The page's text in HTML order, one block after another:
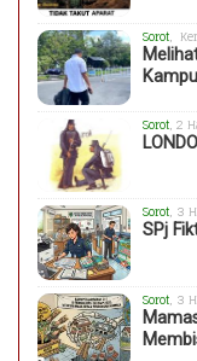
Sorot ,
Sorot , 2
Sorot, 3
SPj
Sorot , 3